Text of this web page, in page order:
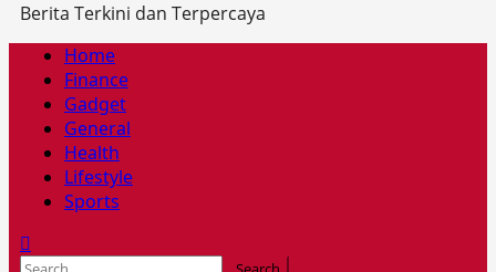
Berita Terkini dan Terpercaya
Primary
Menu
Home
Finance
Gadget
General
Health
Lifestyle
Sports
Search